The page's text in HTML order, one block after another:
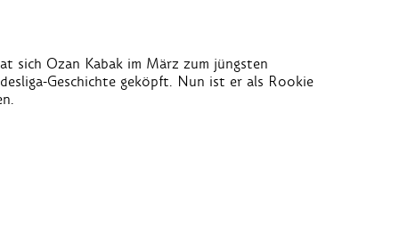
sich Ozan Kabak im März zum jüngsten
Geschichte geköpft. Nun ist er als Rookie